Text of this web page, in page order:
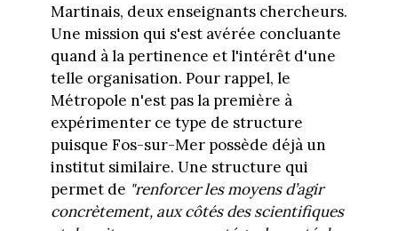
Martinais, deux enseignants chercheurs.
Une mission qui s'est avérée concluante
quand à la pertinence et l'intérêt d'une
telle organisation. Pour rappel, le
Métropole n'est pas la première à
expérimenter ce type de structure
puisque Fos-sur-Mer possède déjà un
institut similaire. Une structure qui
permet de "renforcer les moyens d’agir
concrètement, aux côtés des scientifiques